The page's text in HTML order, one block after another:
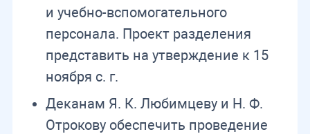
и учебно-вспомогательного
персонала. Проект разделения
представить на утверждение к 15
ноября с. г.
Деканам Я. К. Любимцеву и Н. Ф.
Отрокову обеспечить проведение